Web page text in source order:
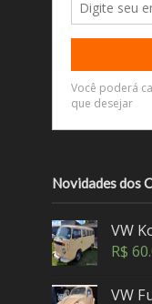
Novidades dos
VW
R$
VW